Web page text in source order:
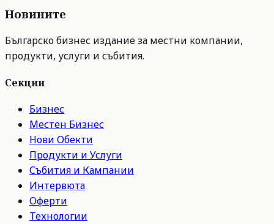
Новините
Българско бизнес издание за местни компании,
продукти, услуги и събития.
Секции
Бизнес
Местен Бизнес
Нови Обекти
Продукти и Услуги
Събития и Кампании
Интервюта
Оферти
Технологии